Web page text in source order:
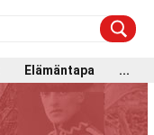
Elämäntapa
...